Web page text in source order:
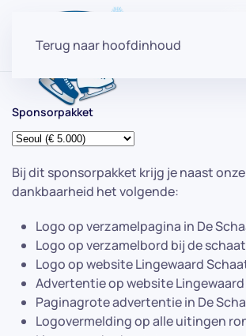
Terug naar hoofdinhoud
Sponsorpakket
Bij dit sponsorpakket krijg je naast
dankbaarheid het volgende:
Logo op verzamelpagina in De
Logo op verzamelbord bij de
Logo op website Lingewaard
Advertentie op website
Paginagrote advertentie in De
Logovermelding op alle uitingen